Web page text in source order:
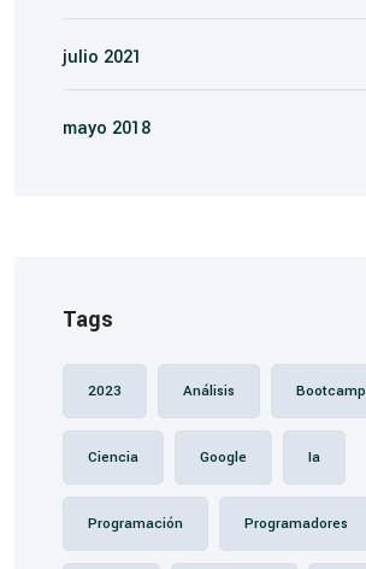
julio 2021
mayo 2018
Tags
2023 Análisis Bootcamp
Ciencia Google Ia
Programación Programadores